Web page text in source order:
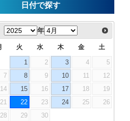
日付で探す
年
火 水 木 金 土
1 2 3 4
5
7 8 9 10 11
12
14 15 16 17 18
19
21 22 23 24 25
26
28 29 30